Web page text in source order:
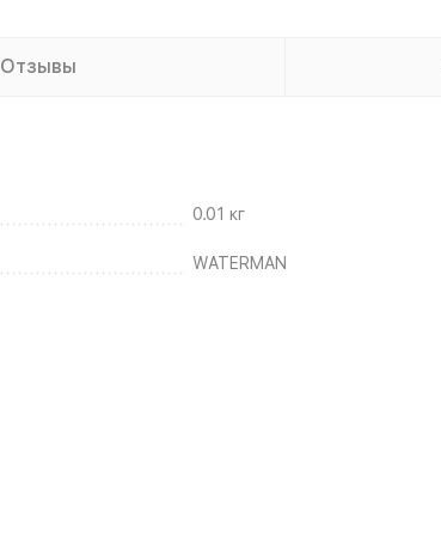
Отзывы
0.01 кг
WATERMAN